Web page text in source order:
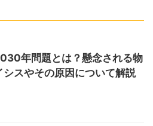
年問題とは？懸念される物
シスやその原因について解説